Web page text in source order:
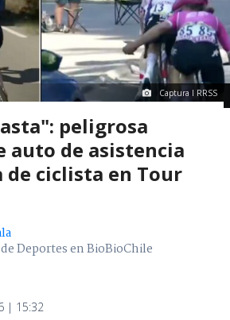
Captura I RRSS
peligrosa
auto de asistencia
ciclista en Tour
Deportes en BioBioChile
| 15:32